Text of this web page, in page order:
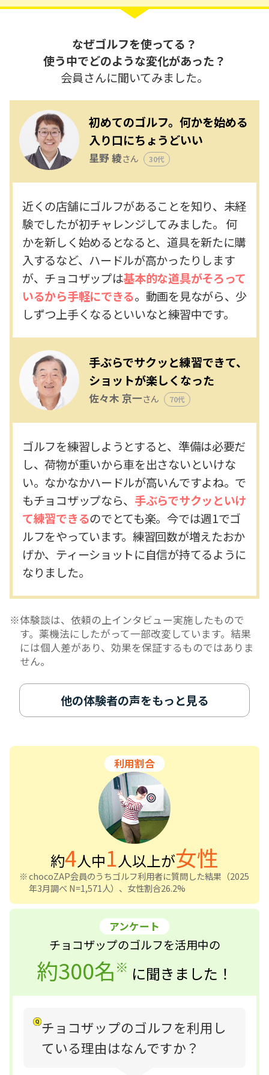
なぜゴルフを使ってる？
使う中でどのような変化があった？
会員さんに聞いてみました。
初めてのゴルフ。何かを始める
入り口にちょうどいい
星野 綾さん 30代
近くの店舗にゴルフがあることを知り、未経
験でしたが初チャレンジしてみました。 何
かを新しく始めるとなると、道具を新たに購
入するなど、ハードルが高かったりします
が、チョコザップは基本的な道具がそろって
いるから手軽にできる。動画を見ながら、少
しずつ上手くなるといいなと練習中です。
手ぶらでサクッと練習できて、
ショットが楽しくなった
佐々木 京一さん 70代
ゴルフを練習しようとすると、準備は必要だ
し、荷物が重いから車を出さないといけな
い。なかなかハードルが高いんですよね。で
もチョコザップなら、 手ぶらでサクッといけ
て練習できるのでとても楽。今では週1でゴ
ルフをやっています。練習回数が増えたおか
げか、ティーショットに自信が持てるように
なりました。
体験談は、依頼の上インタビュー実施したもので
す。薬機法にしたがって一部改変しています。結果
には個人差があり、効果を保証するものではありま
せん。
他の体験者の声をもっと見る
利用割合
約4人中1人以上が女性
chocoZAP会員のうちゴルフ利用者に質問した結果（2025
年3月調べ N=1,571人）、女性割合26.2%
アンケート
チョコザップのゴルフを活用中の
約300名 に聞きました！
チョコザップのゴルフを利用し
ている理由はなんですか？